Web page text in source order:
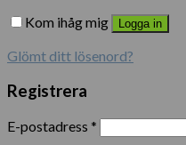
Kom ihåg mig Logga in
Glömt ditt lösenord?
Registrera
E-postadress *